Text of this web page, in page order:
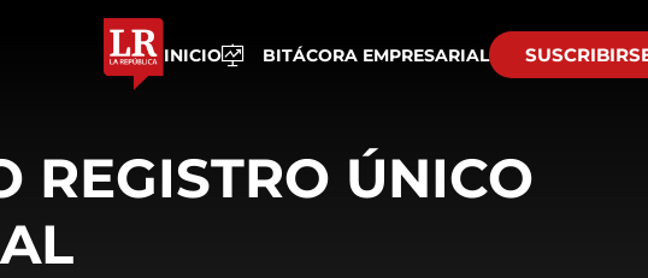
INICIO BITÁCORA EMPRESARIAL
REGISTRO ÚNICO